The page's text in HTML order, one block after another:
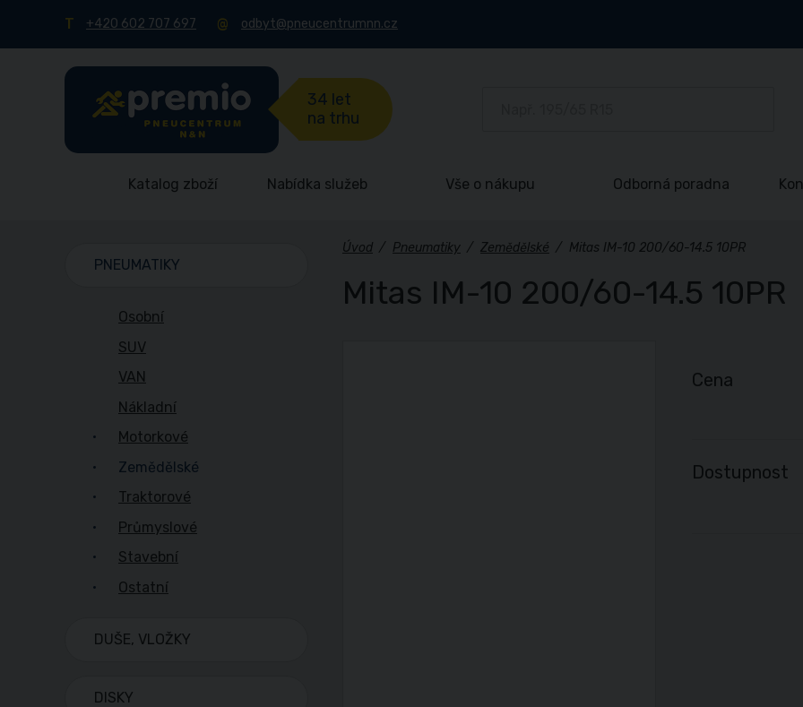
+420 602 707 697 odbyt@pneucentrumnn.cz
34 let
na trhu
Katalog zboží Nabídka služeb Vše o nákupu Odborná poradna
Úvod / Pneumatiky / Zemědělské / Mitas IM-10 200/60-14.5 10PR
Mitas IM-10 200/60-14.5 10PR
Cena
Dostupnost
PNEUMATIKY
Osobní
SUV
VAN
Nákladní
Motorkové
Zemědělské
Traktorové
Průmyslové
Stavební
Ostatní
DUŠE, VLOŽKY
DISKY